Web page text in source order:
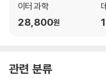
이터 과학
28,800원
관련 분류